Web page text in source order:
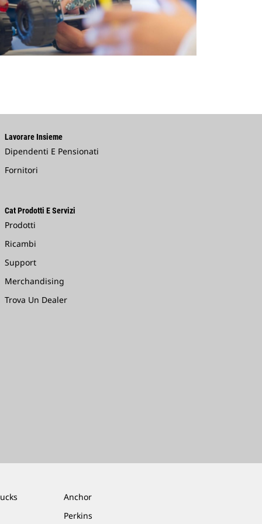
Lavorare Insieme
Dipendenti E Pensionati
Fornitori
Cat Prodotti E Servizi
Prodotti
Ricambi
Support
Merchandising
Trova Un Dealer
Anchor
Perkins